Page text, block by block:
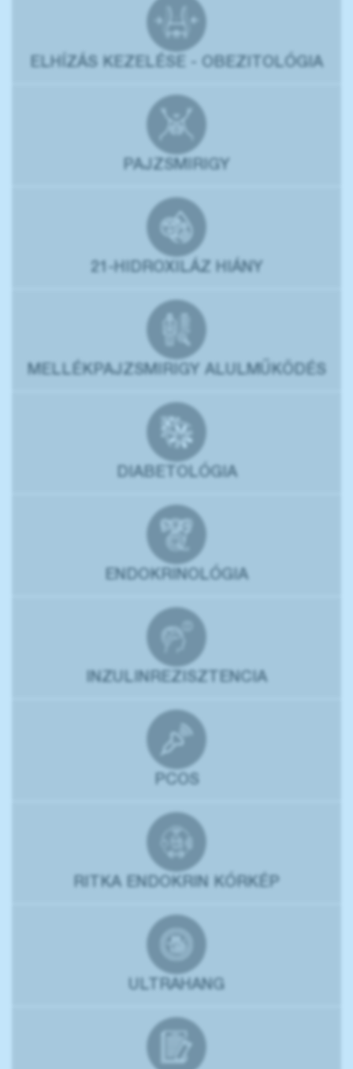
ELHÍZÁS KEZELÉSE - OBEZITOLÓGIA
PAJZSMIRIGY
21-HIDROXILÁZ HIÁNY
MELLÉKPAJZSMIRIGY ALULMŰKÖDÉS
DIABETOLÓGIA
ENDOKRINOLÓGIA
INZULINREZISZTENCIA
PCOS
RITKA ENDOKRIN KÓRKÉP
ULTRAHANG